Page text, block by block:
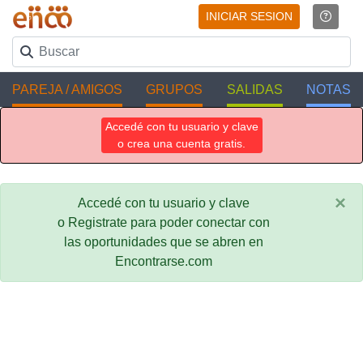
INICIAR SESION
PAREJA / AMIGOS GRUPOS SALIDAS NOTAS
Accedé con tu usuario y clave
o crea una cuenta gratis.
Accedé con tu usuario y clave
o Registrate para poder conectar con
las oportunidades que se abren en
Encontrarse.com
×